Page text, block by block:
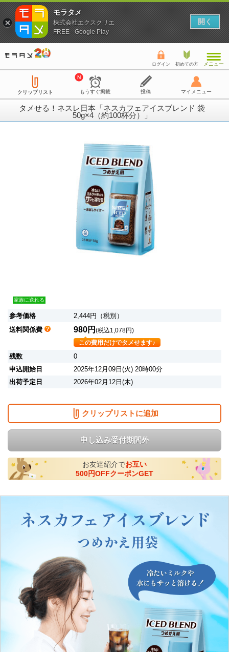
ログイン 初めての方 メニュー
クリップリスト もうすぐ掲載 投稿 マイメニュー
タメせる！ネスレ日本「ネスカフェアイスブレンド 袋
50g×4（約100杯分）」
家族に送れる
参考価格
2,444円（税別）
送料関係費
980円 (税込1,078円)
この費用だけでタメせます♪
残数
0
申込開始日
2025年12月09日(火) 20時00分
出荷予定日
2026年02月12日(木)
クリップリストに追加
申し込み受付期間外
お友達紹介でお互い
500円OFFクーポンGET
モラタメ
株式会社エクスクリエ
FREE - Google Play
開く